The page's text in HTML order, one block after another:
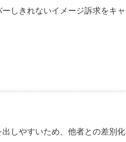
しきれないイメージ訴求をキャ
しやすいため、他者との差別化